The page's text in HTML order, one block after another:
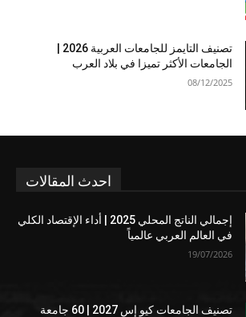
الجامعات الأكثر تميزا في بلاد العرب
08/12/2025
احدث المقالات
إجمالي الناتج المحلي 2025 | أداء الإقتصاد الكلي
في العالم العربي عالمياً
19/07/2026
تصنيف الجامعات كيو إس 2027 | 60 جامعة